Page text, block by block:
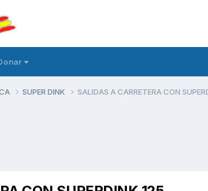
SUPER DINK SALIDAS A CARRETERA CON